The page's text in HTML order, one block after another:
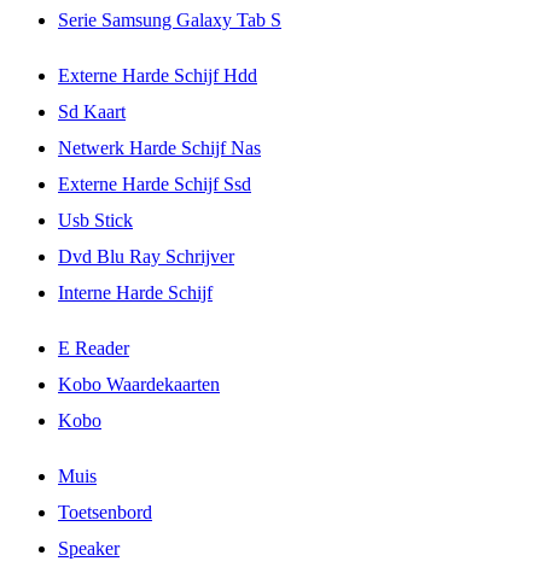
Serie Samsung Galaxy Tab S
Externe Harde Schijf Hdd
Sd Kaart
Netwerk Harde Schijf Nas
Externe Harde Schijf Ssd
Usb Stick
Dvd Blu Ray Schrijver
Interne Harde Schijf
E Reader
Kobo Waardekaarten
Kobo
Muis
Toetsenbord
Speaker